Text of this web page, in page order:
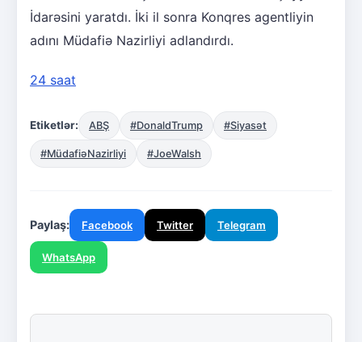
İdarəsini yaratdı. İki il sonra Konqres agentliyin
adını Müdafiə Nazirliyi adlandırdı.
24 saat
Etiketlər: ABŞ #DonaldTrump #Siyasət
#MüdafiəNazirliyi #JoeWalsh
Paylaş: Facebook Twitter Telegram
WhatsApp